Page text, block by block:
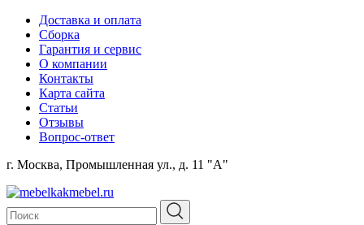
Доставка и оплата
Сборка
Гарантия и сервис
О компании
Контакты
Карта сайта
Статьи
Отзывы
Вопрос-ответ
г. Москва, Промышленная ул., д. 11 "А"